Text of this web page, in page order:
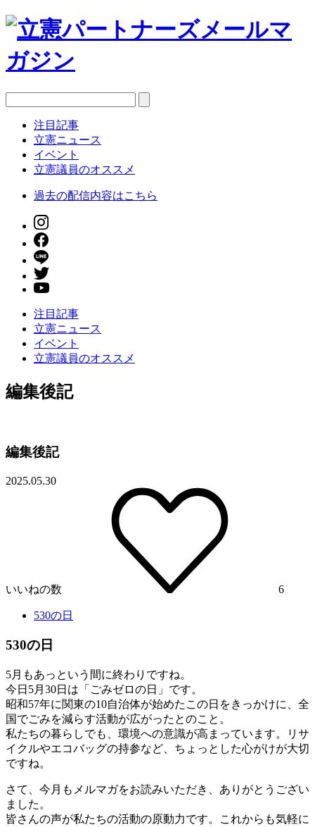
注目記事
立憲ニュース
イベント
立憲議員のオススメ
過去の配信内容はこちら
注目記事
立憲ニュース
イベント
立憲議員のオススメ
編集後記
編集後記
2025.05.30
いいねの数 6
530の日
530の日
5月もあっという間に終わりですね。
今日5月30日は「ごみゼロの日」です。
昭和57年に関東の10自治体が始めたこの日をきっかけに、全
国でごみを減らす活動が広がったとのこと。
私たちの暮らしでも、環境への意識が高まっています。リサ
イクルやエコバッグの持参など、ちょっとした心がけが大切
ですね。
さて、今月もメルマガをお読みいただき、ありがとうござい
ました。
皆さんの声が私たちの活動の原動力です。これからも気軽に